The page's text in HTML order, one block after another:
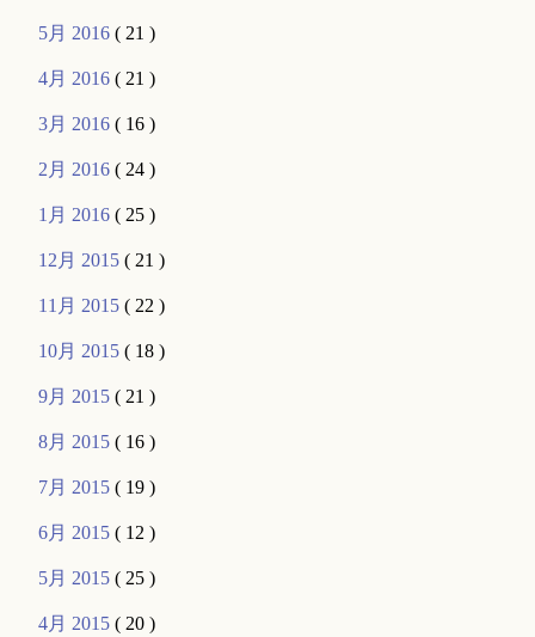
5月 2016( 21 )
4月 2016( 21 )
3月 2016( 16 )
2月 2016( 24 )
1月 2016( 25 )
12月 2015( 21 )
11月 2015( 22 )
10月 2015( 18 )
9月 2015( 21 )
8月 2015( 16 )
7月 2015( 19 )
6月 2015( 12 )
5月 2015( 25 )
4月 2015( 20 )